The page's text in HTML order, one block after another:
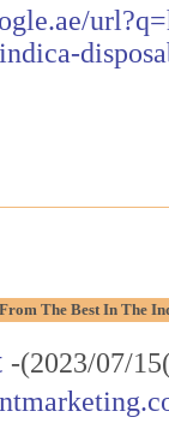
The Best In The
-(2023/07/